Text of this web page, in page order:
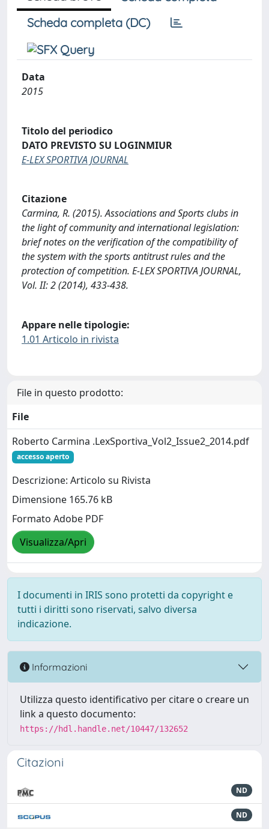
Scheda completa (DC)
Data
2015
Titolo del periodico
DATO PREVISTO SU LOGINMIUR
E-LEX SPORTIVA JOURNAL
Citazione
Carmina, R. (2015). Associations and Sports clubs in
the light of community and international legislation:
brief notes on the verification of the compatibility of
the system with the sports antitrust rules and the
protection of competition. E-LEX SPORTIVA JOURNAL,
Vol. II: 2 (2014), 433-438.
Appare nelle tipologie:
1.01 Articolo in rivista
File in questo prodotto:
File
Roberto Carmina .LexSportiva_Vol2_Issue2_2014.pdf
accesso aperto
Descrizione: Articolo su Rivista
Dimensione 165.76 kB
Formato Adobe PDF
Visualizza/Apri
I documenti in IRIS sono protetti da copyright e
tutti i diritti sono riservati, salvo diversa
indicazione.
Informazioni
Utilizza questo identificativo per citare o creare un
link a questo documento:
https://hdl.handle.net/10447/132652
Citazioni
ND
ND